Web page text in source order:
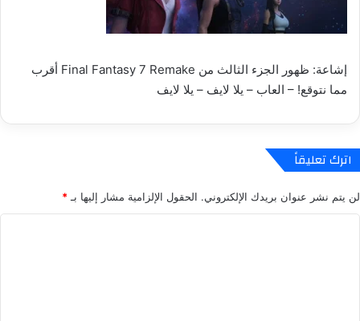
إشاعة: ظهور الجزء الثالث من Final Fantasy 7 Remake أقرب
مما نتوقع! – العاب – يلا لايف – يلا لايف
اترك تعليقاً
لن يتم نشر عنوان بريدك الإلكتروني. الحقول الإلزامية مشار إليها بـ *